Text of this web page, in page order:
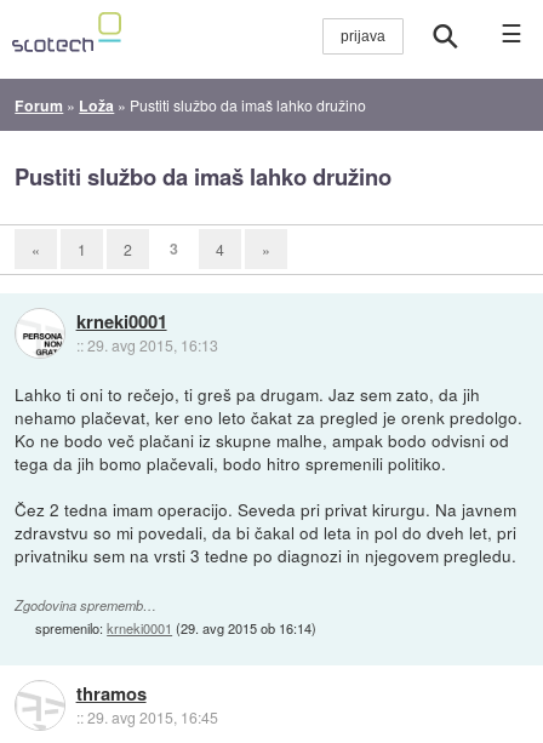
☰
Forum » Loža » Pustiti službo da imaš lahko družino
Pustiti službo da imaš lahko družino
« 1 2 3 4 »
krneki0001
::29. avg 2015, 16:13
Lahko ti oni to rečejo, ti greš pa drugam. Jaz sem zato, da jih
nehamo plačevat, ker eno leto čakat za pregled je orenk predolgo.
Ko ne bodo več plačani iz skupne malhe, ampak bodo odvisni od
tega da jih bomo plačevali, bodo hitro spremenili politiko.
Čez 2 tedna imam operacijo. Seveda pri privat kirurgu. Na javnem
zdravstvu so mi povedali, da bi čakal od leta in pol do dveh let, pri
privatniku sem na vrsti 3 tedne po diagnozi in njegovem pregledu.
Zgodovina sprememb…
spremenilo:krneki0001 (29. avg 2015 ob 16:14)
thramos
::29. avg 2015, 16:45